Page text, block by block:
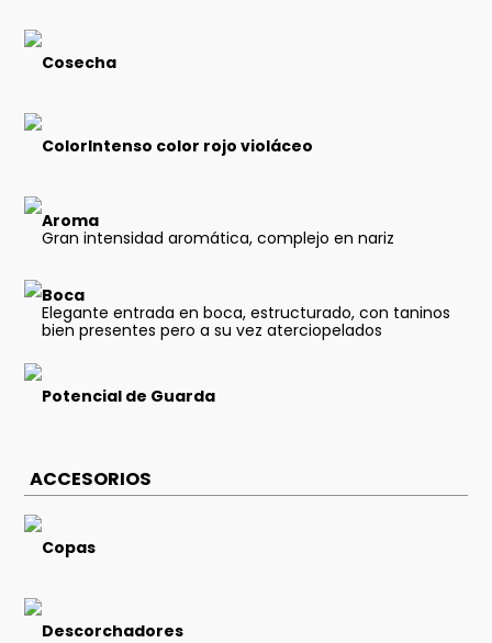
Cosecha
ColorIntenso color rojo violáceo
Aroma
Gran intensidad aromática, complejo en nariz
Boca
Elegante entrada en boca, estructurado, con taninos
bien presentes pero a su vez aterciopelados
Potencial de Guarda
ACCESORIOS
Copas
Descorchadores